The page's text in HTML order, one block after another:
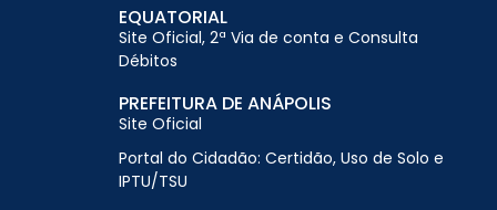
EQUATORIAL
Site Oficial, 2ª Via de conta e Consulta
Débitos
PREFEITURA DE ANÁPOLIS
Site Oficial
Portal do Cidadão: Certidão, Uso de Solo e
IPTU/TSU